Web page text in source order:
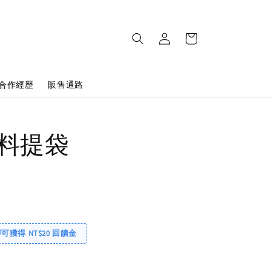
作經歷 販售通路
提袋
獲得 NT$20 回饋金